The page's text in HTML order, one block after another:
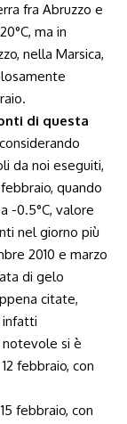
fra Abruzzo e
ma in
nella Marsica,
di questa
considerando
da noi eseguiti,
quando
-0.5°C, valore
nel giorno più
2010 e marzo
di gelo
citate,
infatti
si è
febbraio, con
febbraio, con